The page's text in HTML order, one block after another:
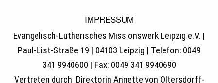
IMPRESSUM
Evangelisch-Lutherisches Missionswerk Leipzig e.V. |
Paul-List-Straße 19 | 04103 Leipzig | Telefon: 0049
341 9940600 | Fax: 0049 341 9940690
Vertreten durch: Direktorin Annette von Oltersdorff-